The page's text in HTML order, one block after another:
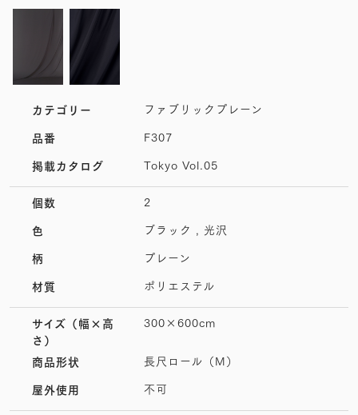
カテゴリー ファブリックプレーン
品番 F307
掲載カタログ Tokyo Vol.05
個数 2
色 ブラック , 光沢
柄 プレーン
材質 ポリエステル
サイズ （幅×高
さ）
300×600cm
商品形状 長尺ロール（M）
屋外使用 不可